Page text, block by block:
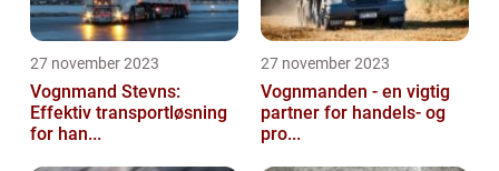
27 november 2023
Vognmand Stevns:
Effektiv transportløsning
for han...
27 november 2023
Vognmanden - en vigtig
partner for handels- og
pro...